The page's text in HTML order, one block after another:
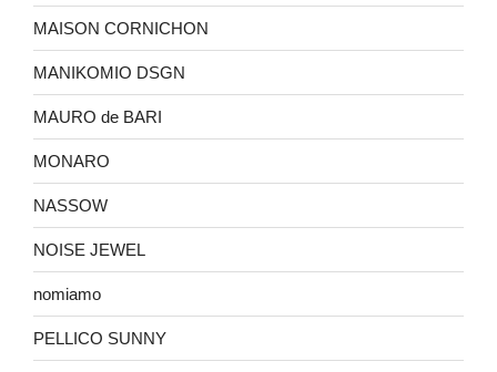
MAISON CORNICHON
MANIKOMIO DSGN
MAURO de BARI
MONARO
NASSOW
NOISE JEWEL
nomiamo
PELLICO SUNNY